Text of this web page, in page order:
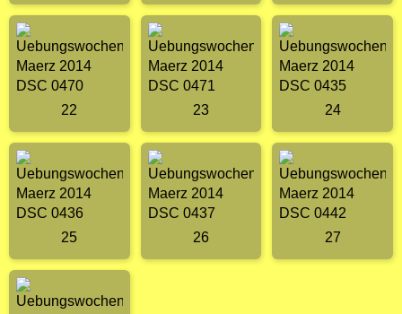
22 23 24
25 26 27